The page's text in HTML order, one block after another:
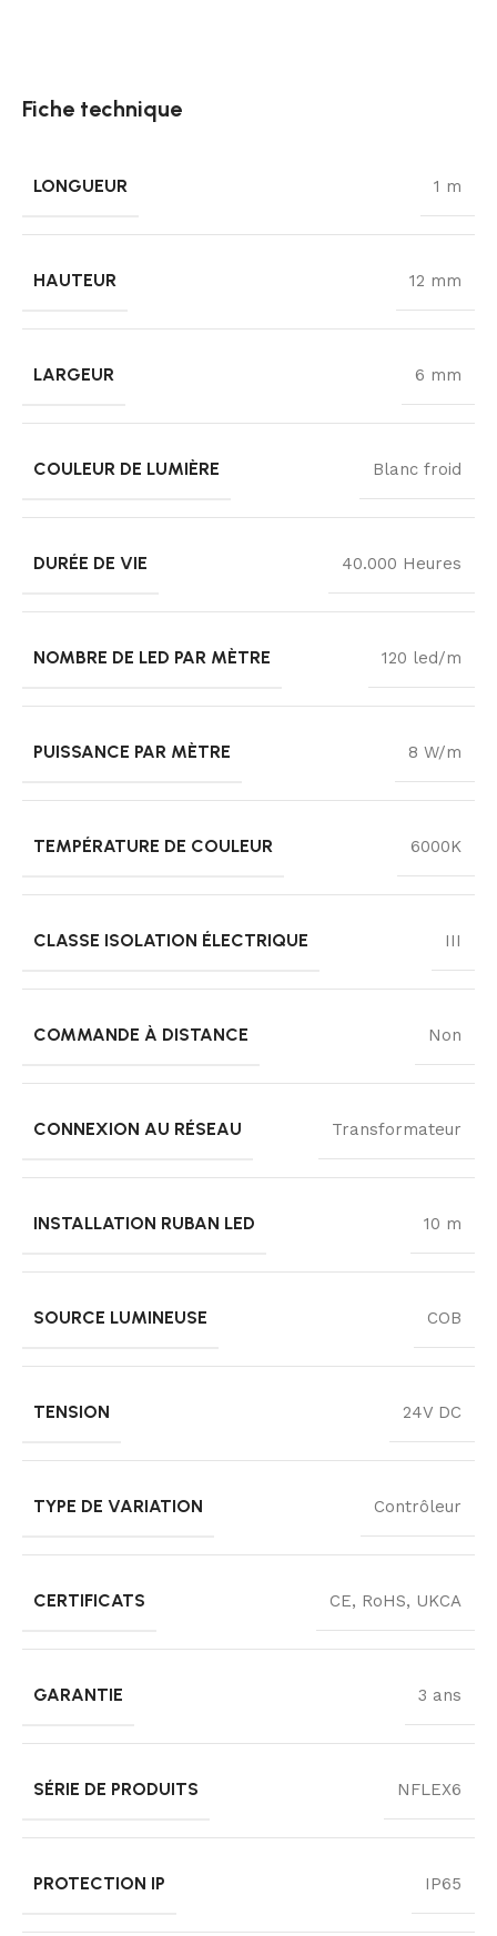
Fiche technique
LONGUEUR 1 m
HAUTEUR 12 mm
LARGEUR 6 mm
COULEUR DE LUMIÈRE Blanc froid
DURÉE DE VIE 40.000 Heures
NOMBRE DE LED PAR MÈTRE 120 led/m
PUISSANCE PAR MÈTRE 8 W/m
TEMPÉRATURE DE COULEUR 6000K
CLASSE ISOLATION ÉLECTRIQUE III
COMMANDE À DISTANCE Non
CONNEXION AU RÉSEAU Transformateur
INSTALLATION RUBAN LED 10 m
SOURCE LUMINEUSE COB
TENSION 24V DC
TYPE DE VARIATION Contrôleur
CERTIFICATS CE, RoHS, UKCA
GARANTIE 3 ans
SÉRIE DE PRODUITS NFLEX6
PROTECTION IP IP65